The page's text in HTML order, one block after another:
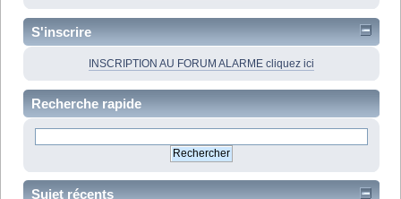
S'inscrire
INSCRIPTION AU FORUM ALARME cliquez ici
Recherche rapide
Sujet récents